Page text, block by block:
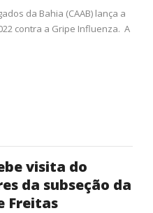
da Bahia (CAAB) lança a
contra a Gripe Influenza. A
visita do
da subseção da
Freitas